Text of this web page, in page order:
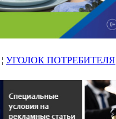
¦ УГОЛОК ПОТРЕБИТЕЛЯ